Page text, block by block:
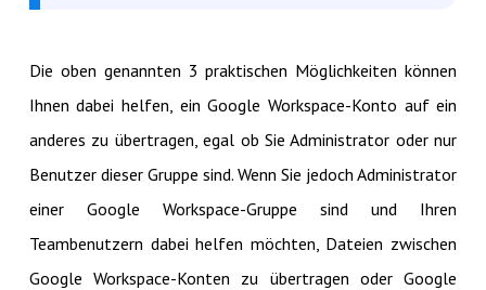
Die oben genannten 3 praktischen Möglichkeiten können
Ihnen dabei helfen, ein Google Workspace-Konto auf ein
anderes zu übertragen, egal ob Sie Administrator oder nur
Benutzer dieser Gruppe sind. Wenn Sie jedoch Administrator
einer Google Workspace-Gruppe sind und Ihren
Teambenutzern dabei helfen möchten, Dateien zwischen
Google Workspace-Konten zu übertragen oder Google